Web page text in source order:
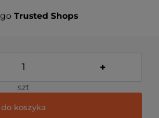
Trusted Shops
+
szt
do koszyka